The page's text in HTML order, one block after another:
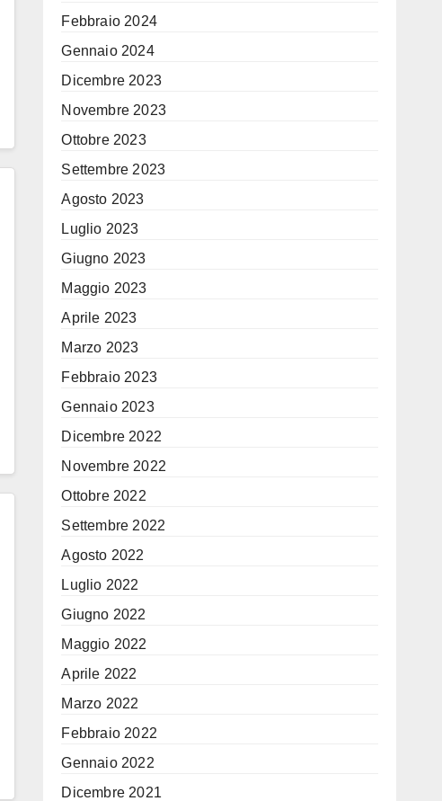
Febbraio 2024
Gennaio 2024
Dicembre 2023
Novembre 2023
Ottobre 2023
Settembre 2023
Agosto 2023
Luglio 2023
Giugno 2023
Maggio 2023
Aprile 2023
Marzo 2023
Febbraio 2023
Gennaio 2023
Dicembre 2022
Novembre 2022
Ottobre 2022
Settembre 2022
Agosto 2022
Luglio 2022
Giugno 2022
Maggio 2022
Aprile 2022
Marzo 2022
Febbraio 2022
Gennaio 2022
Dicembre 2021